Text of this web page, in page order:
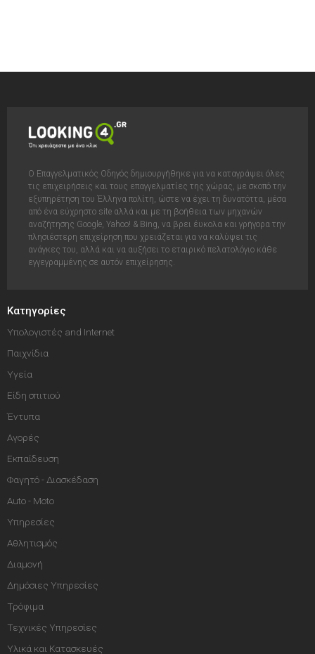
Ο Επαγγελματικός Οδηγός δημιουργήθηκε για να καταγράψει όλες
τις επιχειρήσεις και τους επαγγελματίες της χώρας, με σκοπό την
εξυπηρέτηση του Έλληνα πολίτη, ώστε να έχει τη δυνατόττα, μέσα
από ένα εύχρηστο site αλλά και με τη βοήθεια των μηχανών
αναζήτησης Google, Yahoo! & Bing, να βρει έυκολα και γρήγορα την
πλησιέστερη επιχείρηση που χρειάζεται για να καλύψει τις
ανάγκες του, αλλά και να αυξήσει το εταιρικό πελατολόγιο κάθε
εγγεγραμμένης σε αυτόν επιχείρησης.
Κατηγορίες
Υπολογιστές and Internet
Παιχνίδια
Υγεία
Είδη σπιτιού
Έντυπα
Αγορές
Εκπαίδευση
Φαγητό - Διασκέδαση
Auto - Moto
Υπηρεσίες
Αθλητισμός
Διαμονή
Δημόσιες Υπηρεσίες
Τρόφιμα
Τεχνικές Υπηρεσίες
Υλικά και Κατασκευές